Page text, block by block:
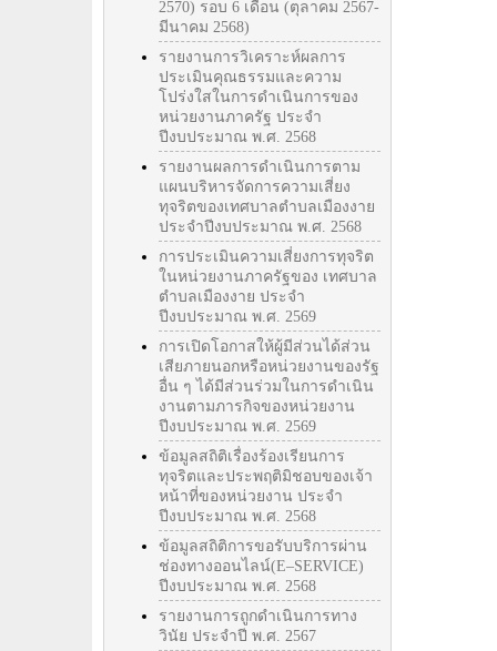
2570) รอบ 6 เดือน (ตุลาคม 2567-
มีนาคม 2568)
รายงานการวิเคราะห์ผลการ
ประเมินคุณธรรมและความ
โปร่งใสในการดำเนินการของ
หน่วยงานภาครัฐ ประจำ
ปีงบประมาณ พ.ศ. 2568
รายงานผลการดำเนินการตาม
แผนบริหารจัดการความเสี่ยง
ทุจริตของเทศบาลตำบลเมืองงาย
ประจำปีงบประมาณ พ.ศ. 2568
การประเมินความเสี่ยงการทุจริต
ในหน่วยงานภาครัฐของ เทศบาล
ตำบลเมืองงาย ประจำ
ปีงบประมาณ พ.ศ. 2569
การเปิดโอกาสให้ผู้มีส่วนได้ส่วน
เสียภายนอกหรือหน่วยงานของรัฐ
อื่น ๆ ได้มีส่วนร่วมในการดำเนิน
งานตามภารกิจของหน่วยงาน
ปีงบประมาณ พ.ศ. 2569
ข้อมูลสถิติเรื่องร้องเรียนการ
ทุจริตและประพฤติมิชอบของเจ้า
หน้าที่ของหน่วยงาน ประจำ
ปีงบประมาณ พ.ศ. 2568
ข้อมูลสถิติการขอรับบริการผ่าน
ช่องทางออนไลน์(E–SERVICE)
ปีงบประมาณ พ.ศ. 2568
รายงานการถูกดำเนินการทาง
วินัย ประจำปี พ.ศ. 2567